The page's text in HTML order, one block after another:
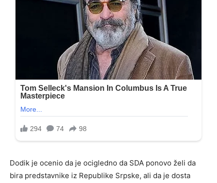
Dodik je ocenio da je ocigledno da SDA ponovo želi da
bira predstavnike iz Republike Srpske, ali da je dosta